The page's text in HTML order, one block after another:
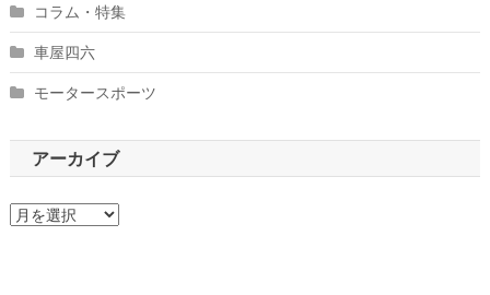
コラム・特集
車屋四六
モータースポーツ
アーカイブ
ア